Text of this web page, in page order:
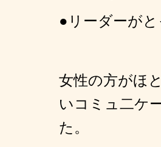
●リーダーが
女性の方がほ
いコミュ二ケ
た。